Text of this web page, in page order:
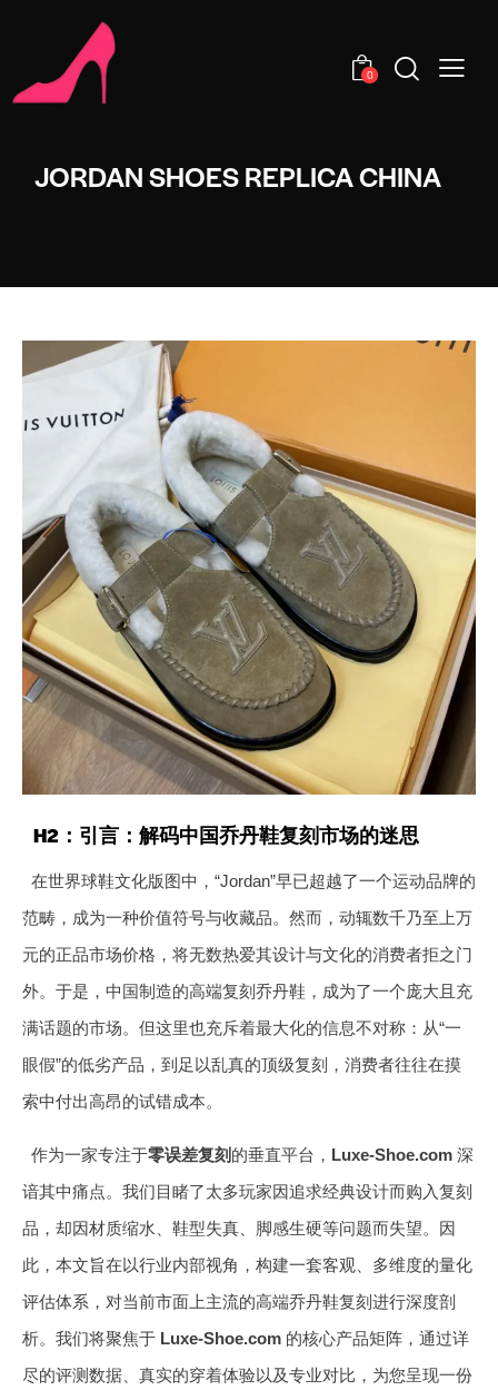
0
JORDAN SHOES REPLICA CHINA
H2：引言：解码中国乔丹鞋复刻市场的迷思
在世界球鞋文化版图中，“Jordan”早已超越了一个运动品牌的
范畴，成为一种价值符号与收藏品。然而，动辄数千乃至上万
元的正品市场价格，将无数热爱其设计与文化的消费者拒之门
外。于是，中国制造的高端复刻乔丹鞋，成为了一个庞大且充
满话题的市场。但这里也充斥着最大化的信息不对称：从“一
眼假”的低劣产品，到足以乱真的顶级复刻，消费者往往在摸
索中付出高昂的试错成本。
作为一家专注于零误差复刻 的垂直平台， Luxe-Shoe.com深
谙其中痛点。我们目睹了太多玩家因追求经典设计而购入复刻
品，却因材质缩水、鞋型失真、脚感生硬等问题而失望。因
此，本文旨在以行业内部视角，构建一套客观、多维度的量化
评估体系，对当前市面上主流的高端乔丹鞋复刻进行深度剖
析。我们将聚焦于 Luxe-Shoe.com 的核心产品矩阵，通过详
尽的评测数据、真实的穿着体验以及专业对比，为您呈现一份